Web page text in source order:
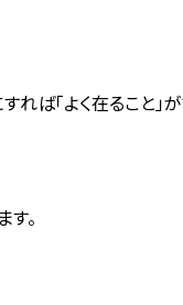
ば「よく在ること」が
。